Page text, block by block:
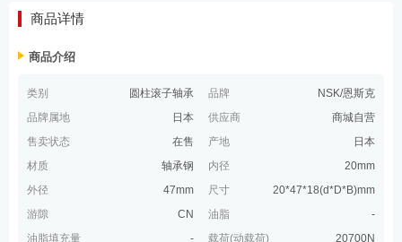
商品详情
商品介绍
类别 圆柱滚子轴承 品牌
NSK/恩斯克
品牌属地
日本 供应商
商城自营
售卖状态
在售 产地
日本
材质
轴承钢 内径
20mm
外径
47mm 尺寸
20*47*18(d*D*B)mm
游隙
CN 油脂
-
油脂填充量
- 载荷(动载荷)
20700N